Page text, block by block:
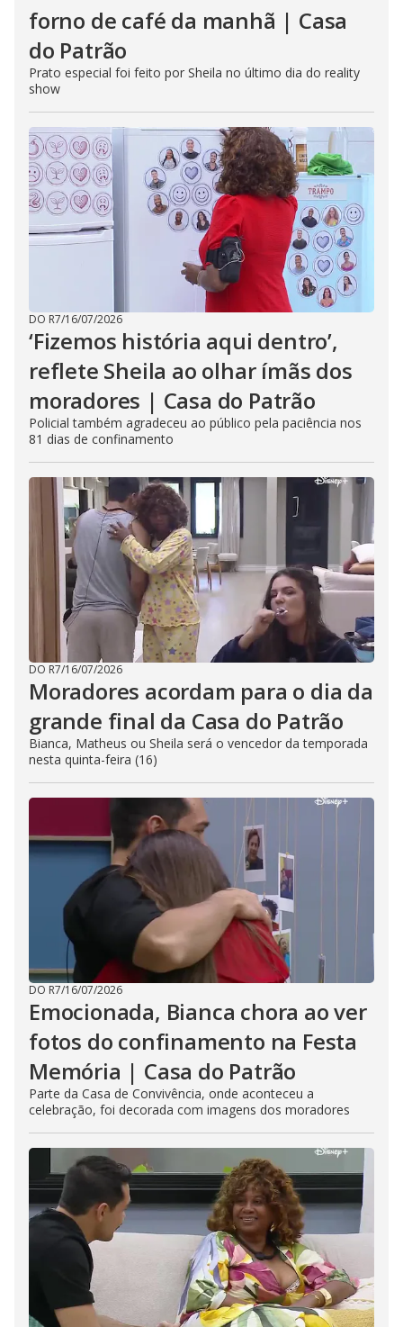
forno de café da manhã | Casa
do Patrão
Prato especial foi feito por Sheila no último dia do reality
show
DO R7/16/07/2026
‘Fizemos história aqui dentro’,
reflete Sheila ao olhar ímãs dos
moradores | Casa do Patrão
Policial também agradeceu ao público pela paciência nos
81 dias de confinamento
DO R7/16/07/2026
Moradores acordam para o dia da
grande final da Casa do Patrão
Bianca, Matheus ou Sheila será o vencedor da temporada
nesta quinta-feira (16)
DO R7/16/07/2026
Emocionada, Bianca chora ao ver
fotos do confinamento na Festa
Memória | Casa do Patrão
Parte da Casa de Convivência, onde aconteceu a
celebração, foi decorada com imagens dos moradores